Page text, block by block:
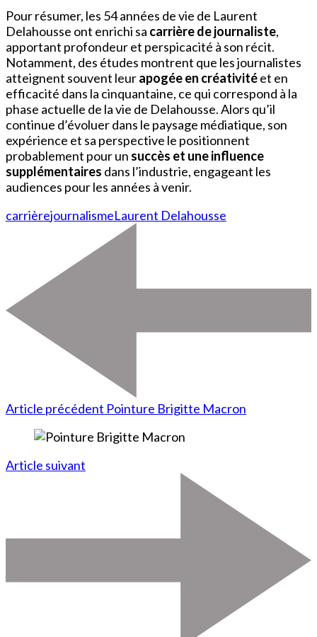
Pour résumer, les 54 années de vie de Laurent
Delahousse ont enrichi sa carrière de journaliste,
apportant profondeur et perspicacité à son récit.
Notamment, des études montrent que les journalistes
atteignent souvent leurapogée en créativitéet en
efficacité dans la cinquantaine, ce qui correspond à la
phase actuelle de la vie de Delahousse. Alors qu’il
continue d’évoluer dans le paysage médiatique, son
expérience et sa perspective le positionnent
probablement pour un succès et une influence
supplémentaires dans l’industrie, engageant les
audiences pour les années à venir.
carrièrejournalismeLaurent Delahousse
Article précédent Pointure Brigitte Macron
Article suivant